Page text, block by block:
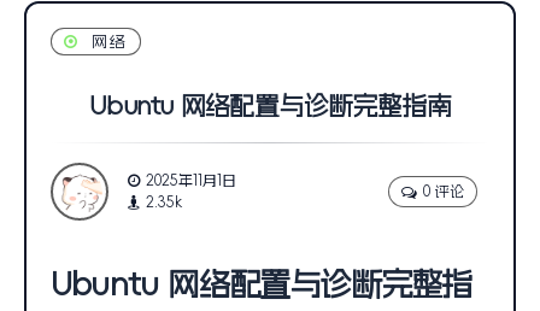
网络
Ubuntu 网络配置与诊断完整指南
2025年11月1日
2.35k
0 评论
Ubuntu 网络配置与诊断完整指